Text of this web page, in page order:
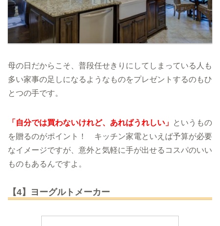
母の日だからこそ、普段任せきりにしてしまっている人も
多い家事の足しになるようなものをプレゼントするのもひ
とつの手です。
「自分では買わないけれど、あればうれしい」
というもの
を贈るのがポイント！ キッチン家電といえば予算が必要
なイメージですが、意外と気軽に手が出せるコスパのいい
ものもあるんですよ。
【4】ヨーグルトメーカー